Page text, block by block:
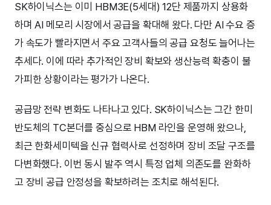
SK하이닉스는 이미 HBM3E(5세대) 12단 제품까지 상용화
하며 AI 메모리 시장에서 공급을 확대해 왔다. 다만 AI 수요 증
가 속도가 빨라지면서 주요 고객사들의 공급 요청도 늘어나는
추세다. 이에 따라 추가적인 장비 확보와 생산능력 확충이 불
가피한 상황이라는 평가가 나온다.
공급망 전략 변화도 나타나고 있다. SK하이닉스는 그간 한미
반도체의 TC본더를 중심으로 HBM 라인을 운영해 왔으나,
최근 한화세미텍을 신규 협력사로 선정하며 장비 조달 구조를
다변화했다. 이번 동시 발주 역시 특정 업체 의존도를 완화하
고 장비 공급 안정성을 확보하려는 조치로 해석된다.